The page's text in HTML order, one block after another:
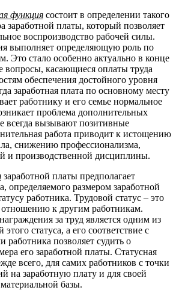
функция состоит в определении такого
заработной платы, который позволяет
воспроизводство рабочей силы.
выполняет определяющую роль по
Это стало особенно актуально в конце
вопросы, касающиеся оплаты труда
обеспечения достойного уровня
заработная плата по основному месту
работнику и его семье нормальное
проблема дополнительных
всегда вызывают позитивные
работа приводит к истощению
снижению профессионализма,
и производственной дисциплины.
заработной платы предполагает
определяемого размером заработной
работника. Трудовой статус – это
отношению к другим работникам.
за труд является одним из
этого статуса, а его соответствие с
работника позволяет судить о
его заработной платы. Статусная
всего, для самих работников с точки
на заработную плату и для своей
базы.